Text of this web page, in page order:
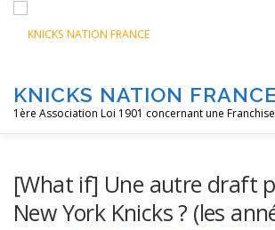
contenu
KNICKS NATION FRANCE
1ère Association Loi 1901 concernant une
[What if] Une autre draft
New York Knicks ? (les